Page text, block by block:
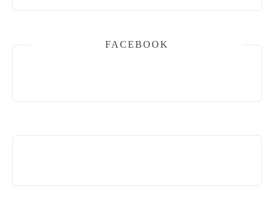
FACEBOOK